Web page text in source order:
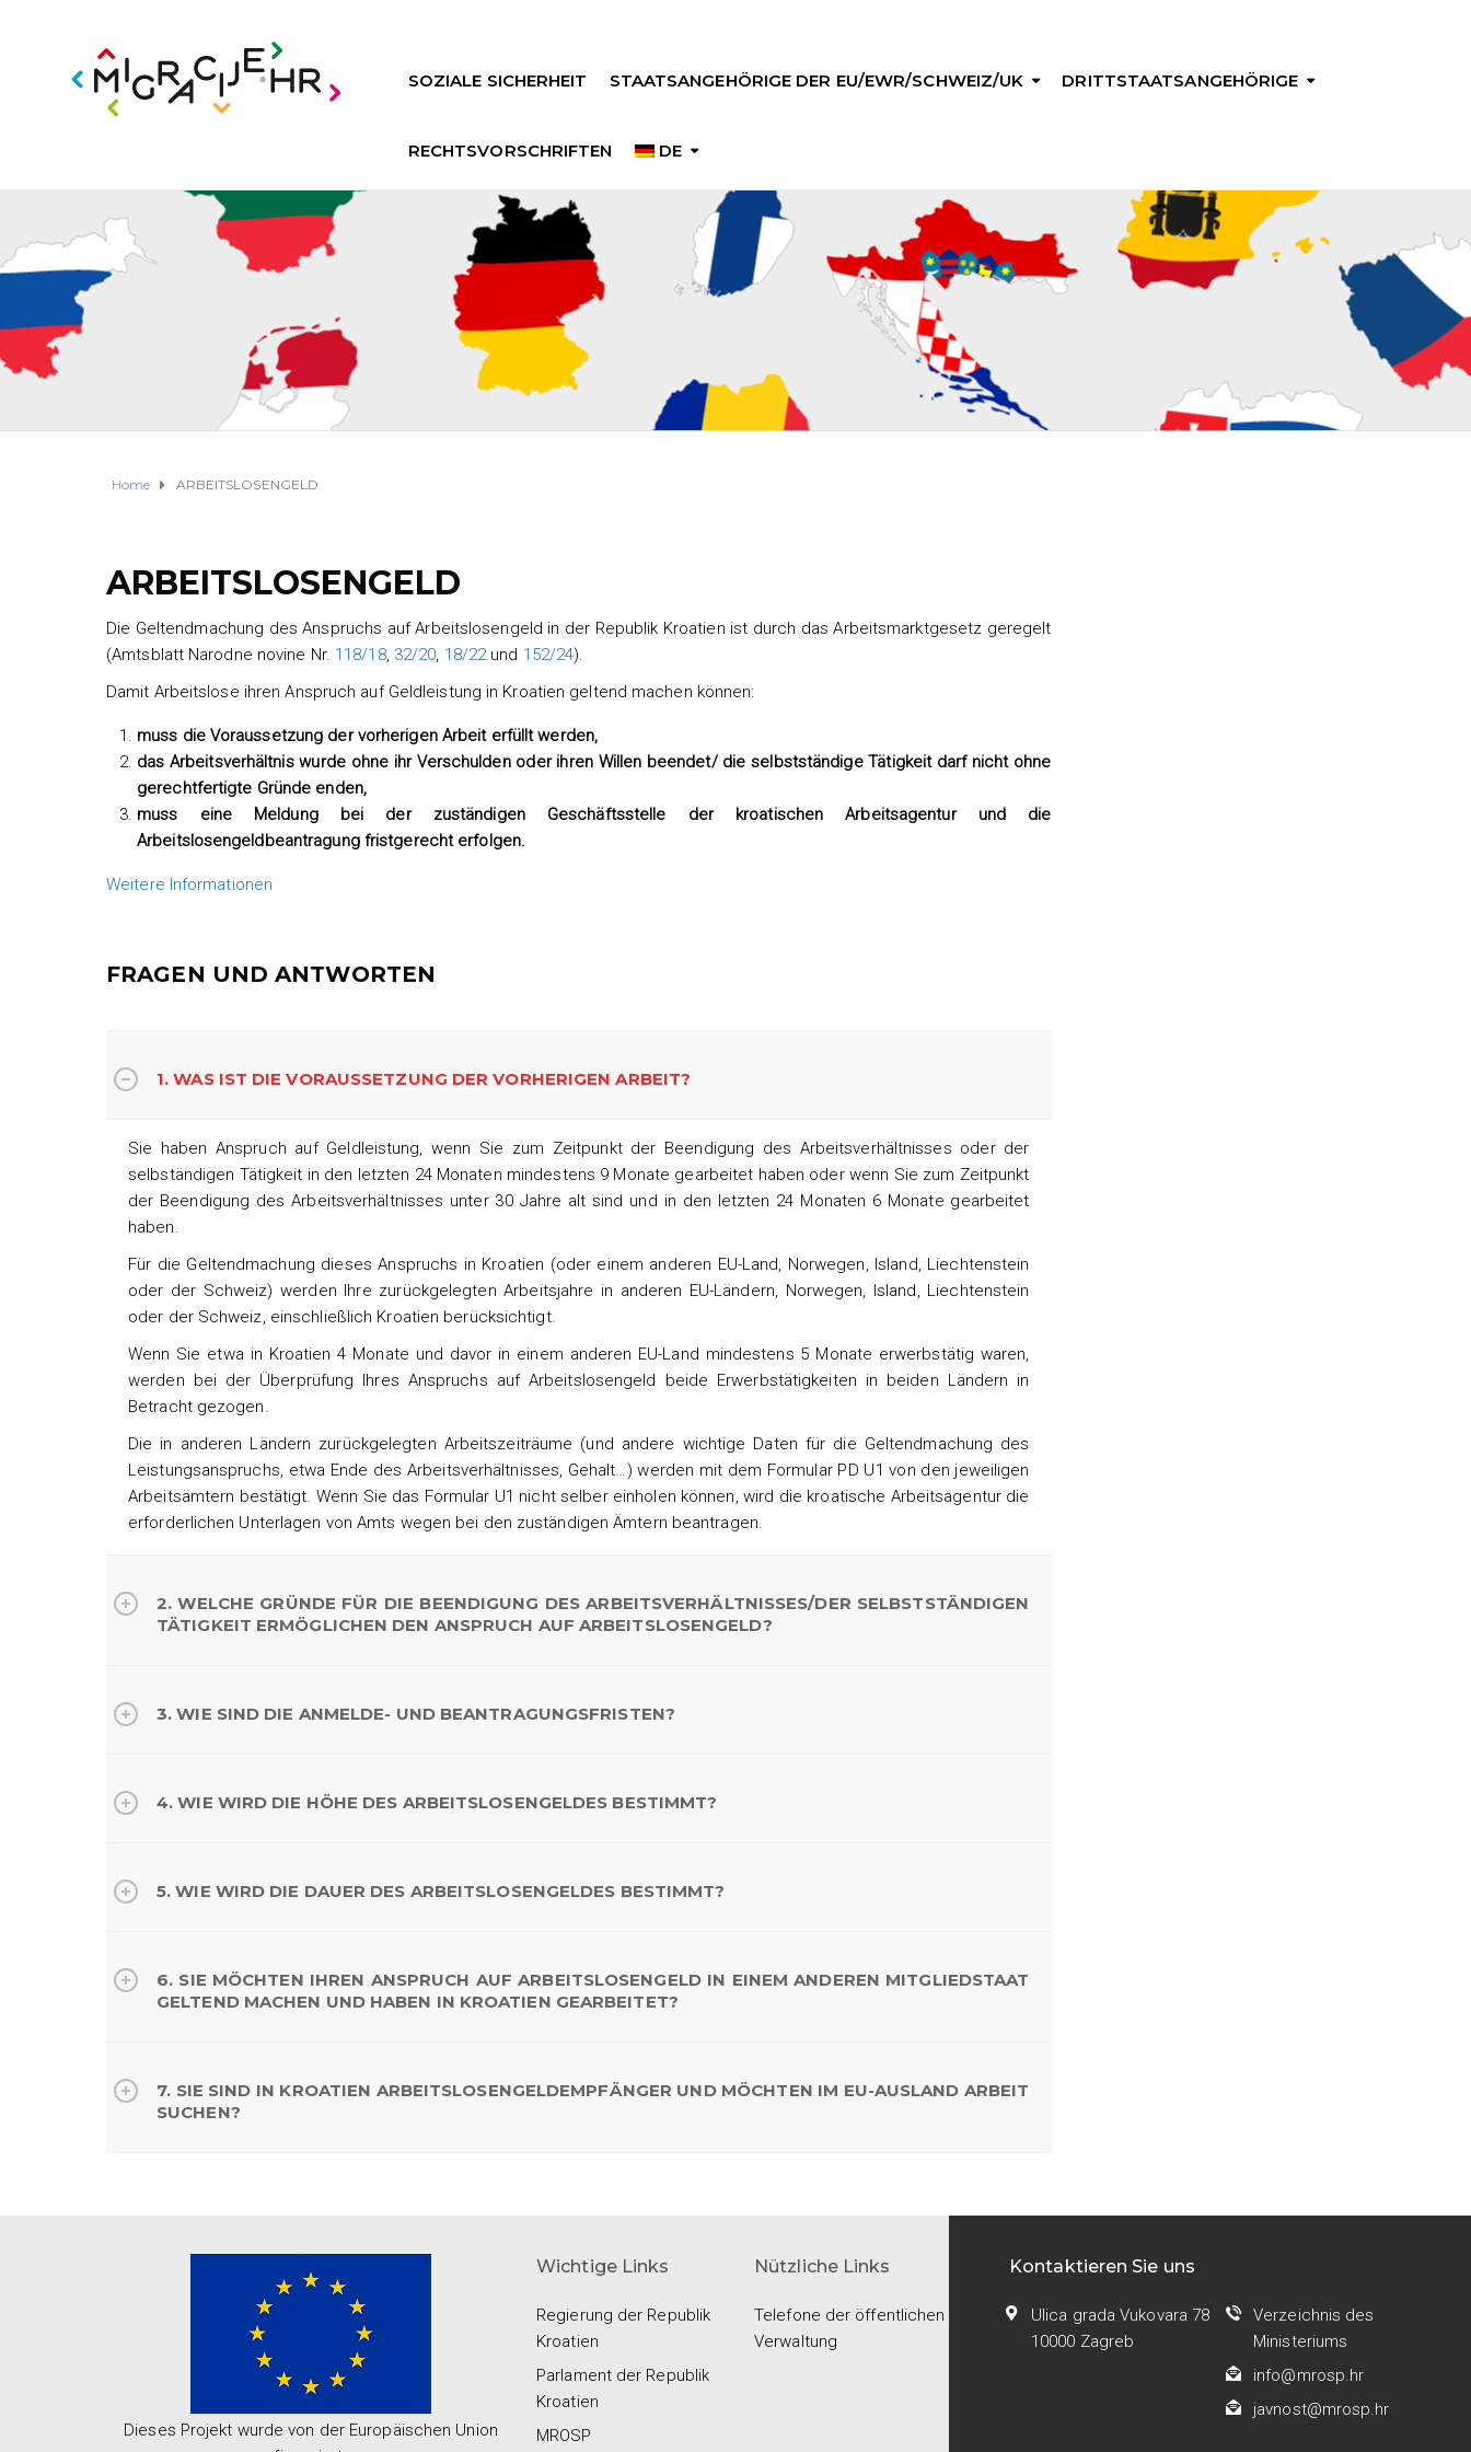
SOZIALE SICHERHEIT STAATSANGEHÖRIGE DER EU/EWR/SCHWEIZ/UK DRITTSTAATSANGEHÖRIGE
RECHTSVORSCHRIFTEN DE
Home ARBEITSLOSENGELD
ARBEITSLOSENGELD
Die Geltendmachung des Anspruchs auf Arbeitslosengeld in der Republik Kroatien ist durch das Arbeitsmarktgesetz geregelt
(Amtsblatt Narodne novine Nr. 118/18, 32/20, 18/22und 152/24).
Damit Arbeitslose ihren Anspruch auf Geldleistung in Kroatien geltend machen können:
muss die Voraussetzung der vorherigen Arbeit erfüllt werden,
das Arbeitsverhältnis wurde ohne ihr Verschulden oder ihren Willen beendet/ die selbstständige Tätigkeit darf nicht ohne
gerechtfertigte Gründe enden,
muss eine Meldung bei der zuständigen Geschäftsstelle der kroatischen Arbeitsagentur und die
Arbeitslosengeldbeantragung fristgerecht erfolgen.
Weitere Informationen
FRAGEN UND ANTWORTEN
1. WAS IST DIE VORAUSSETZUNG DER VORHERIGEN ARBEIT?
Sie haben Anspruch auf Geldleistung, wenn Sie zum Zeitpunkt der Beendigung des Arbeitsverhältnisses oder der
selbständigen Tätigkeit in den letzten 24 Monaten mindestens 9 Monate gearbeitet haben oder wenn Sie zum Zeitpunkt
der Beendigung des Arbeitsverhältnisses unter 30 Jahre alt sind und in den letzten 24 Monaten 6 Monate gearbeitet
haben.
Für die Geltendmachung dieses Anspruchs in Kroatien (oder einem anderen EU-Land, Norwegen, Island, Liechtenstein
oder der Schweiz) werden Ihre zurückgelegten Arbeitsjahre in anderen EU-Ländern, Norwegen, Island, Liechtenstein
oder der Schweiz, einschließlich Kroatien berücksichtigt.
Wenn Sie etwa in Kroatien 4 Monate und davor in einem anderen EU-Land mindestens 5 Monate erwerbstätig waren,
werden bei der Überprüfung Ihres Anspruchs auf Arbeitslosengeld beide Erwerbstätigkeiten in beiden Ländern in
Betracht gezogen.
Die in anderen Ländern zurückgelegten Arbeitszeiträume (und andere wichtige Daten für die Geltendmachung des
Leistungsanspruchs, etwa Ende des Arbeitsverhältnisses, Gehalt…) werden mit dem Formular PD U1 von den jeweiligen
Arbeitsämtern bestätigt. Wenn Sie das Formular U1 nicht selber einholen können, wird die kroatische Arbeitsagentur die
erforderlichen Unterlagen von Amts wegen bei den zuständigen Ämtern beantragen.
2. WELCHE GRÜNDE FÜR DIE BEENDIGUNG DES ARBEITSVERHÄLTNISSES/DER SELBSTSTÄNDIGEN
TÄTIGKEIT ERMÖGLICHEN DEN ANSPRUCH AUF ARBEITSLOSENGELD?
3. WIE SIND DIE ANMELDE- UND BEANTRAGUNGSFRISTEN?
4. WIE WIRD DIE HÖHE DES ARBEITSLOSENGELDES BESTIMMT?
5. WIE WIRD DIE DAUER DES ARBEITSLOSENGELDES BESTIMMT?
6. SIE MÖCHTEN IHREN ANSPRUCH AUF ARBEITSLOSENGELD IN EINEM ANDEREN MITGLIEDSTAAT
GELTEND MACHEN UND HABEN IN KROATIEN GEARBEITET?
7. SIE SIND IN KROATIEN ARBEITSLOSENGELDEMPFÄNGER UND MÖCHTEN IM EU-AUSLAND ARBEIT
SUCHEN?
Dieses Projekt wurde von der Europäischen Union
Wichtige Links
Regierung der Republik
Kroatien
Parlament der Republik
Kroatien
MROSP
Nützliche Links
Telefone der öffentlichen
Verwaltung
Kontaktieren Sie uns
Ulica grada Vukovara 78
10000 Zagreb
Verzeichnis des
Ministeriums
info@mrosp.hr
javnost@mrosp.hr